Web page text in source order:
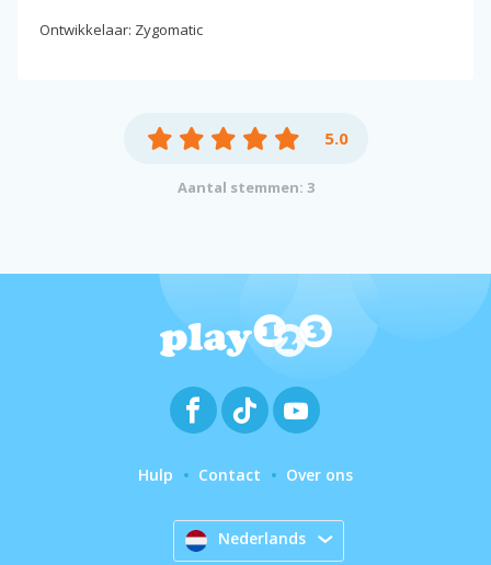
Ontwikkelaar: Zygomatic
5.0
Aantal stemmen: 3
Hulp Contact Over ons
Nederlands